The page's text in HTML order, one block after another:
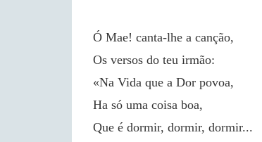
Ó Mae! canta-lhe a canção,
Os versos do teu irmão:
«Na Vida que a Dor povoa,
Ha só uma coisa boa,
Que é dormir, dormir, dormir...